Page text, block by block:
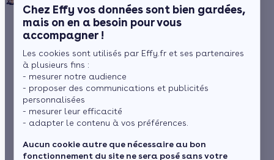
Chez Effy vos données sont bien gardées,
mais on en a besoin pour vous
accompagner !
Les cookies sont utilisés par Effy.fr et ses partenaires
à plusieurs fins :
- mesurer notre audience
- proposer des communications et publicités
personnalisées
- mesurer leur efficacité
- adapter le contenu à vos préférences.
Aucun cookie autre que nécessaire au bon
fonctionnement du site ne sera posé sans votre
Notre équipe
Rejoignez-nous Presse
Murs
Sols
Comment sortir
d’une passoire
thermique : les étapes
pas-à-pas